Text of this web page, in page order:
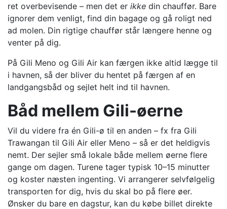
ret overbevisende – men det er ikke din chauffør. Bare
ignorer dem venligt, find din bagage og gå roligt ned
ad molen. Din rigtige chauffør står længere henne og
venter på dig.
På Gili Meno og Gili Air kan færgen ikke altid lægge til
i havnen, så der bliver du hentet på færgen af en
landgangsbåd og sejlet helt ind til havnen.
Båd mellem Gili-øerne
Vil du videre fra én Gili-ø til en anden – fx fra Gili
Trawangan til Gili Air eller Meno – så er det heldigvis
nemt. Der sejler små lokale både mellem øerne flere
gange om dagen. Turene tager typisk 10–15 minutter
og koster næsten ingenting. Vi arrangerer selvfølgelig
transporten for dig, hvis du skal bo på flere øer.
Ønsker du bare en dagstur, kan du købe billet direkte